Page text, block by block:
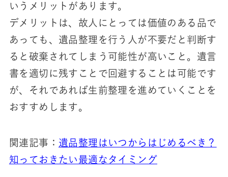
いうメリットがあります。
デメリットは、故人にとっては価値のある品で
あっても、遺品整理を行う人が不要だと判断す
ると破棄されてしまう可能性が高いこと。遺言
書を適切に残すことで回避することは可能です
が、それであれば生前整理を進めていくことを
おすすめします。
関連記事： 遺品整理はいつからはじめるべき？
知っておきたい最適なタイミング